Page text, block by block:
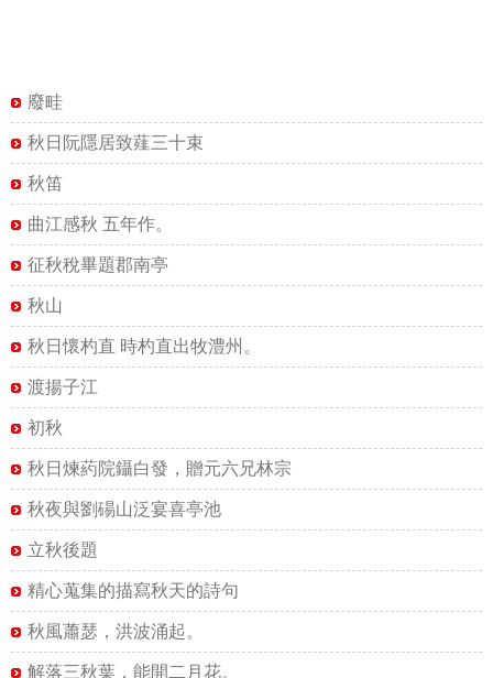
廢畦
秋日阮隱居致薤三十束
秋笛
曲江感秋 五年作。
征秋稅畢題郡南亭
秋山
秋日懷杓直 時杓直出牧澧州。
渡揚子江
初秋
秋日煉葯院鑷白發，贈元六兄林宗
秋夜與劉碭山泛宴喜亭池
立秋後題
精心蒐集的描寫秋天的詩句
秋風蕭瑟，洪波涌起。
解落三秋葉，能開二月花。